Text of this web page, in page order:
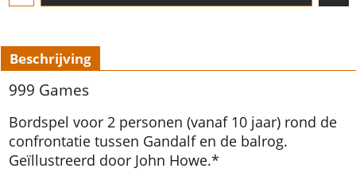
Beschrijving
999 Games
Bordspel voor 2 personen (vanaf 10 jaar) rond de
confrontatie tussen Gandalf en de balrog.
Geïllustreerd door John Howe.*